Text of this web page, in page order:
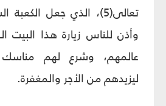
تعالى(5)، الذي جعل
وأذن للناس زيارة هذا
عالمهم، وشرع لهم مناسك
ليزيدهم من الأجر والمغفرة.